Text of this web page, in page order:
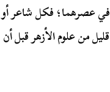
في عصرهما؛ فكل شاعر أو
من علوم الأزهر قبل أن